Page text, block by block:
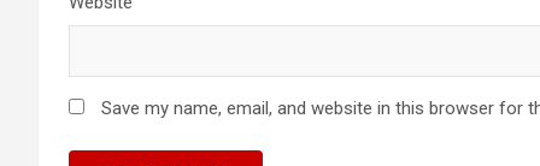
Save my name, email, and website in this browser for